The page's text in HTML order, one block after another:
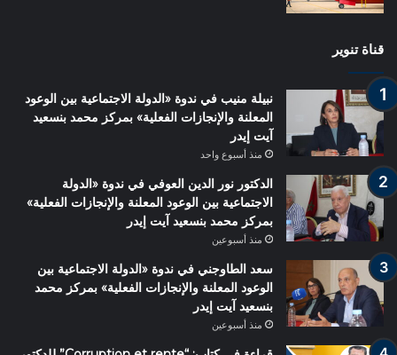
قناة تنوير
نبيلة منيب في ندوة «الدولة الاجتماعية بين الوعود
المعلنة والإنجازات الفعلية» بمركز محمد بنسعيد
آيت إيدر
منذ أسبوع واحد
الدكتور نور الدين العوفي في ندوة «الدولة
الاجتماعية بين الوعود المعلنة والإنجازات الفعلية»
بمركز محمد بنسعيد آيت إيدر
منذ أسبوعين
سعد الطاوجني في ندوة «الدولة الاجتماعية بين
الوعود المعلنة والإنجازات الفعلية» بمركز محمد
بنسعيد آيت إيدر
منذ أسبوعين